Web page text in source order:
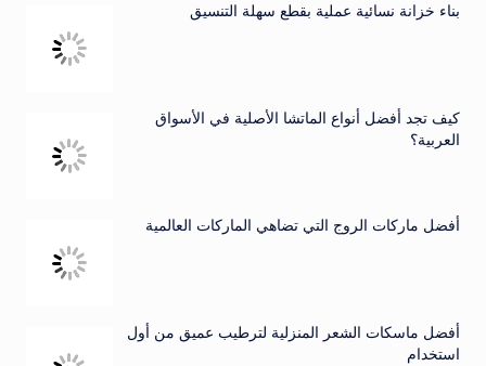
بناء خزانة نسائية عملية بقطع سهلة التنسيق
كيف تجد أفضل أنواع الماتشا الأصلية في الأسواق
العربية؟
أفضل ماركات الروج التي تضاهي الماركات العالمية
أفضل ماسكات الشعر المنزلية لترطيب عميق من أول
استخدام